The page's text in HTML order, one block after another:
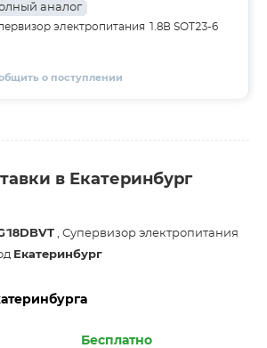
аналог
электропитания 1.8В SOT23-6
о поступлении
в Екатеринбург
, Супервизор электропитания
Екатеринбург
Бесплатно